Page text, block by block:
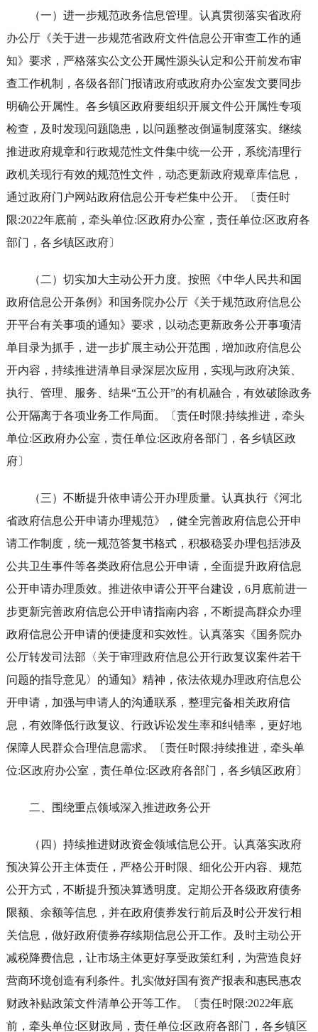
（一）进一步规范政务信息管理。认真贯彻落实省政府
办公厅《关于进一步规范省政府文件信息公开审查工作的通
知》要求，严格落实公文公开属性源头认定和公开前发布审
查工作机制，各级各部门报请政府或政府办公室发文要同步
明确公开属性。各乡镇区政府要组织开展文件公开属性专项
检查，及时发现问题隐患，以问题整改倒逼制度落实。继续
推进政府规章和行政规范性文件集中统一公开，系统清理行
政机关现行有效的规范性文件，动态更新政府规章库信息，
通过政府门户网站政府信息公开专栏集中公开。〔责任时
限:2022年底前，牵头单位:区政府办公室，责任单位:区政府各
部门，各乡镇区政府〕
（二）切实加大主动公开力度。按照《中华人民共和国
政府信息公开条例》和国务院办公厅《关于规范政府信息公
开平台有关事项的通知》要求，以动态更新政务公开事项清
单目录为抓手，进一步扩展主动公开范围，增加政府信息公
开内容，持续推进清单目录深层次应用，实现与政府决策、
执行、管理、服务、结果“五公开”的有机融合，有效破除政务
公开隔离于各项业务工作局面。〔责任时限:持续推进，牵头
单位:区政府办公室，责任单位:区政府各部门，各乡镇区政
府〕
（三）不断提升依申请公开办理质量。认真执行《河北
省政府信息公开申请办理规范》，健全完善政府信息公开申
请工作制度，统一规范答复书格式，积极稳妥办理包括涉及
公共卫生事件等各类政府信息公开申请，全面提升政府信息
公开申请办理质效。推进依申请公开平台建设，6月底前进一
步更新完善政府信息公开申请指南内容，不断提高群众办理
政府信息公开申请的便捷度和实效性。认真落实《国务院办
公厅转发司法部〈关于审理政府信息公开行政复议案件若干
问题的指导意见〉的通知》精神，依法依规办理政府信息公
开申请，加强与申请人的沟通联系，整理完备相关政府信
息，有效降低行政复议、行政诉讼发生率和纠错率，更好地
保障人民群众合理信息需求。〔责任时限:持续推进，牵头单
位:区政府办公室，责任单位:区政府各部门，各乡镇区政府〕
二、围绕重点领域深入推进政务公开
（四）持续推进财政资金领域信息公开。认真落实政府
预决算公开主体责任，严格公开时限、细化公开内容、规范
公开方式，不断提升预决算透明度。定期公开各级政府债务
限额、余额等信息，并在政府债券发行前后及时公开发行相
关信息，做好政府债券存续期信息公开工作。及时主动公开
减税降费信息，让市场主体更好享受政策红利，为营造良好
营商环境创造有利条件。扎实做好国有资产报表和惠民惠农
财政补贴政策文件清单公开等工作。〔责任时限:2022年底
前，牵头单位:区财政局，责任单位:区政府各部门，各乡镇区